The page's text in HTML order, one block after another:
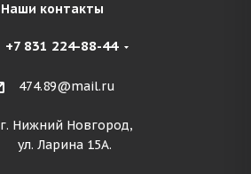
Наши контакты
+7 831 224-88-44
474.89@mail.ru
г. Нижний Новгород,
ул. Ларина 15А.